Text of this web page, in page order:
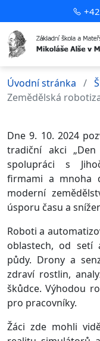
Úvodní stránka
Zemědělská
Dne 9. 10. 2024
tradiční akci
spolupráci s
firmami a mnoha
moderní
úsporu času a
Roboti a
oblastech, od
půdy. Drony a
zdraví rostlin,
škůdce. Výhodou
pro pracovníky.
Žáci zde mohli